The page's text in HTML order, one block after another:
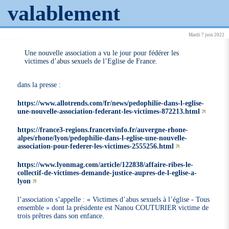
valablement
Mardi 7 juin 2022
Une nouvelle association a vu le jour pour fédérer les
victimes d’abus sexuels de l’Eglise de France.
dans la presse :
https://www.allotrends.com/fr/news/pedophilie-dans-l-eglise-
une-nouvelle-association-federant-les-victimes-872213.html
https://france3-regions.francetvinfo.fr/auvergne-rhone-
alpes/rhone/lyon/pedophilie-dans-l-eglise-une-nouvelle-
association-pour-federer-les-victimes-2555256.html
https://www.lyonmag.com/article/122838/affaire-ribes-le-
collectif-de-victimes-demande-justice-aupres-de-l-eglise-a-
lyon
l’association s’appelle : « Victimes d’abus sexuels à l’église - Tous
ensemble » dont la présidente est Nanou COUTURIER victime de
trois prêtres dans son enfance.